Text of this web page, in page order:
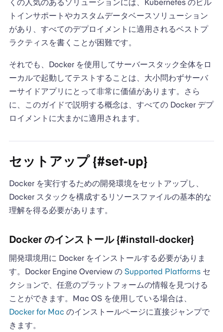
くの人気のあるソリューションには、Kubernetes のビル
トインサポートやカスタムデータベースソリューション
があり、すべてのデプロイメントに適用されるベストプ
ラクティスを書くことが困難です。
それでも、Docker を使用してサーバースタック全体をロ
ーカルで起動してテストすることは、大小問わずサーバ
ーサイドアプリにとって非常に価値があります。さら
に、このガイドで説明する概念は、すべての Docker デプ
ロイメントに大まかに適用されます。
セットアップ {#set-up}
Docker を実行するための開発環境をセットアップし、
Docker スタックを構成するリソースファイルの基本的な
理解を得る必要があります。
Docker のインストール {#install-docker}
開発環境用に Docker をインストールする必要がありま
す。Docker Engine Overview の Supported Platformsセ
クションで、任意のプラットフォームの情報を見つける
ことができます。Mac OS を使用している場合は、
Docker for Mac のインストールページに直接ジャンプで
きます。